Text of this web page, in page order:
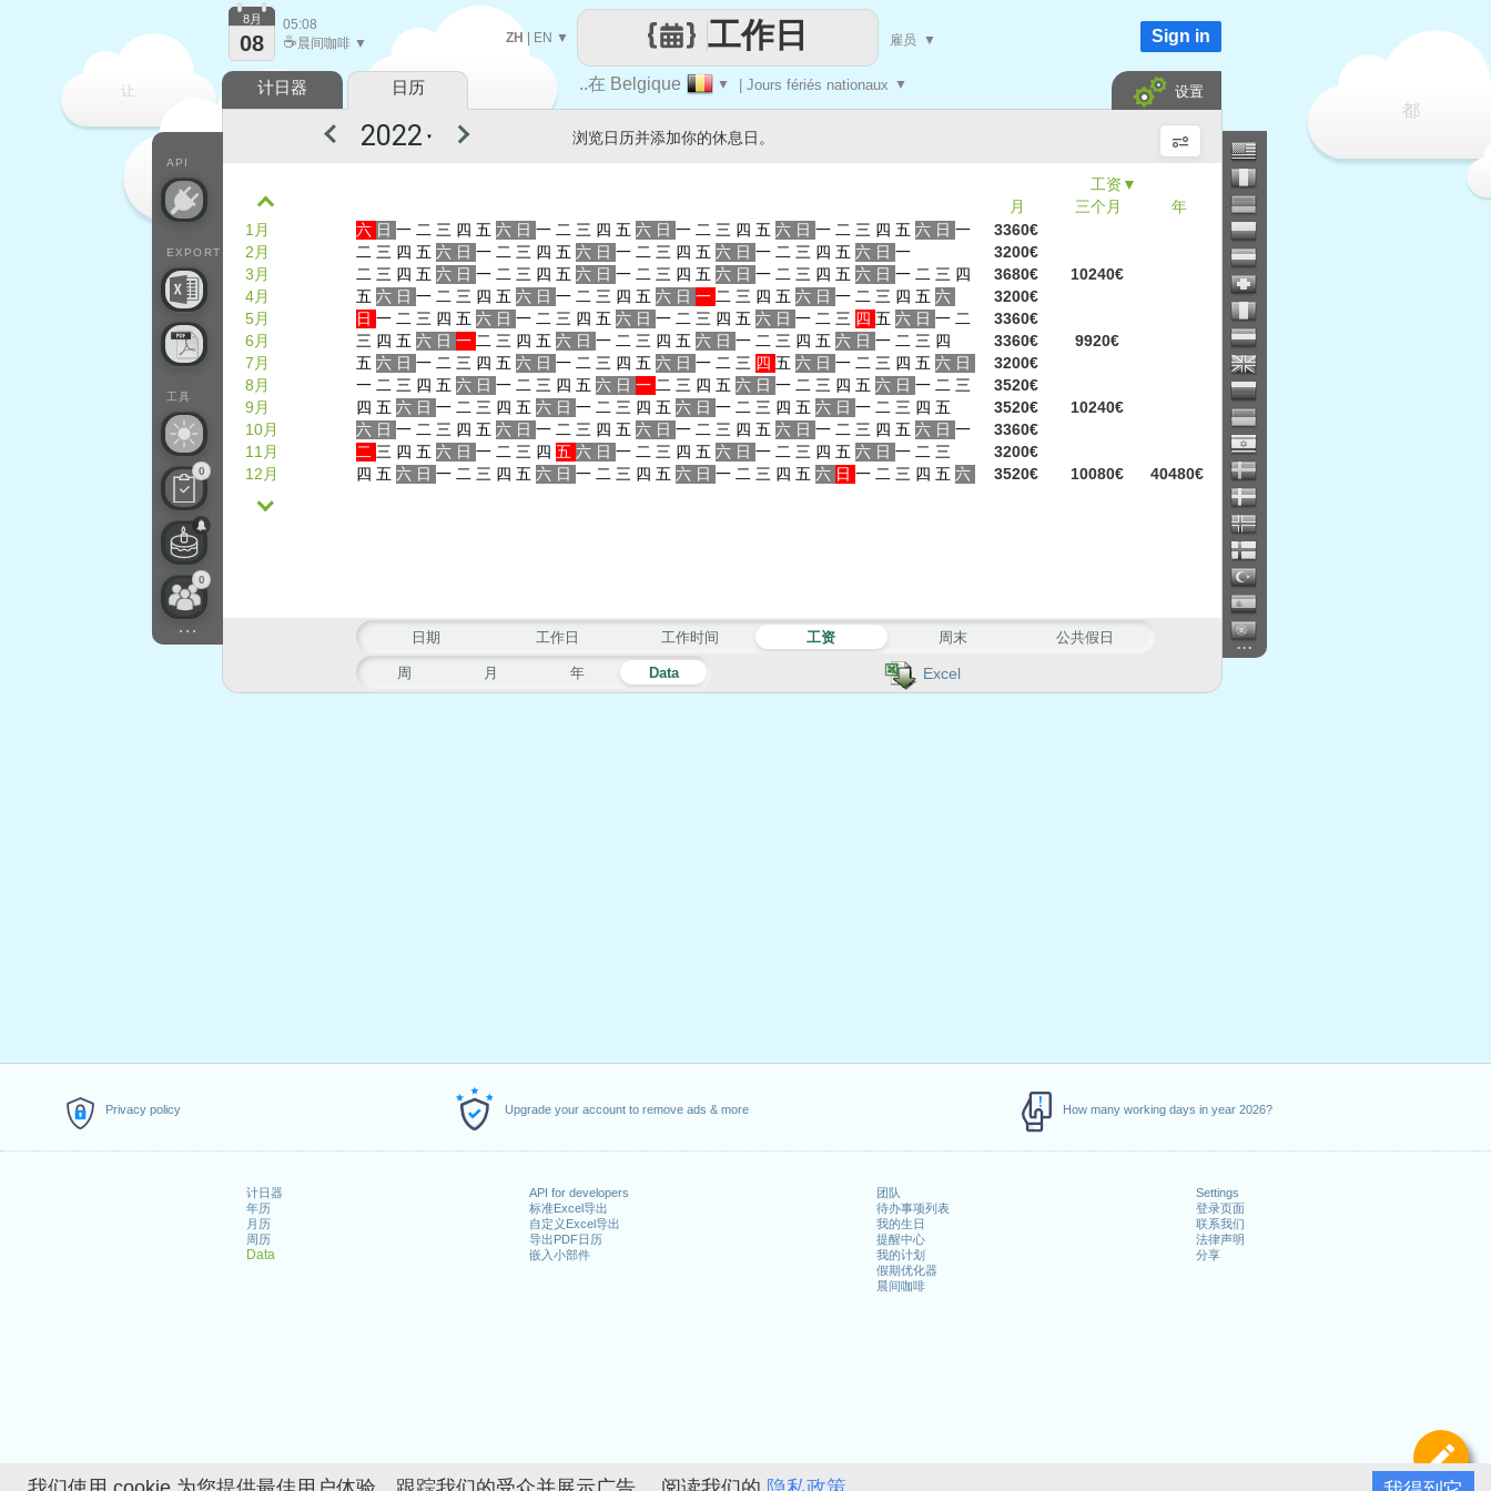
Privacy policy Upgrade your account to remove ads & more How many working days in year 2026?
计日器
年历
月历
周历
Data
API for developers
标准Excel导出
自定义Excel导出
导出PDF日历
嵌入小部件
团队
待办事项列表
我的生日
提醒中心
我的计划
假期优化器
晨间咖啡
Settings
登录页面
联系我们
法律声明
分享
定
让
都
..在 Belgique ▼ | Jours fériés nationaux ▼
工作日
ZH | EN ▼ 雇员 ▼
API
EXPORT
工具
0
0
...
8月
08
05:08
☕晨间咖啡 ▼ Sign in
计日器 日历 设置
...
Excel
▼
月
三个月 年
▼ 浏览日历并添加你的休息日。
1月 六 日 一 二 三 四 五 六 日 一 二 三 四 五 六 日 一 二 三 四 五 六 日 一 二 三 四 五 六 日 一
3360€
2月
二 三 四 五 六 日 一 二 三 四 五 六 日 一 二 三 四 五 六 日 一 二 三 四 五 六 日 一
3200€
3月
二 三 四 五 六 日 一 二 三 四 五 六 日 一 二 三 四 五 六 日 一 二 三 四 五 六 日 一 二 三 四 3680€
10240€
4月
五 六 日 一 二 三 四 五 六 日 一 二 三 四 五 六 日 一 二 三 四 五 六 日 一 二 三 四 五 六
3200€
5月
日 一 二 三 四 五 六 日 一 二 三 四 五 六 日 一 二 三 四 五 六 日 一 二 三 四 五 六 日 一 二
3360€
6月
三 四 五 六 日 一 二 三 四 五 六 日 一 二 三 四 五 六 日 一 二 三 四 五 六 日 一 二 三 四 3360€
9920€
7月
五 六 日 一 二 三 四 五 六 日 一 二 三 四 五 六 日 一 二 三 四 五 六 日 一 二 三 四 五 六 日
3200€
8月
一 二 三 四 五 六 日 一 二 三 四 五 六 日 一 二 三 四 五 六 日 一 二 三 四 五 六 日 一 二 三
3520€
9月
四 五 六 日 一 二 三 四 五 六 日 一 二 三 四 五 六 日 一 二 三 四 五 六 日 一 二 三 四 五 3520€
10240€
10月
六 日 一 二 三 四 五 六 日 一 二 三 四 五 六 日 一 二 三 四 五 六 日 一 二 三 四 五 六 日 一
3360€
11月
二 三 四 五 六 日 一 二 三 四 五 六 日 一 二 三 四 五 六 日 一 二 三 四 五 六 日 一 二 三
3200€
12月
四 五 六 日 一 二 三 四 五 六 日 一 二 三 四 五 六 日 一 二 三 四 五 六 日 一 二 三 四 五 六 3520€ 10080€ 40480€
周 月 年 Data
日期 工作日 工作时间 工资 周末 公共假日